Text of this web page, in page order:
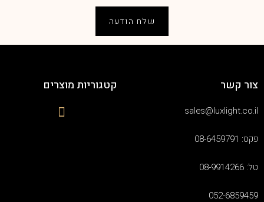
שלח הודעה
צור קשר
sales@luxlight.co.il
פקס: 08-6459791
טל: 08-9914266
052-6859459
קטגוריות מוצרים